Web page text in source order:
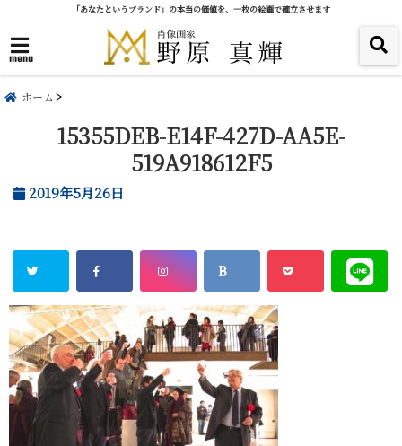
「あなたというブランド」の本当の価値を、一枚の絵画で確立させます
menu
ホーム
15355DEB-E14F-427D-AA5E-
519A918612F5
2019年5月26日